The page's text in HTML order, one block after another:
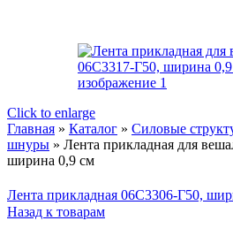
Click to enlarge
Главная » Каталог » Силовые
шнуры » Лента прикладная для
ширина 0,9 см
Лента прикладная 06С3306-Г50,
Назад к товарам